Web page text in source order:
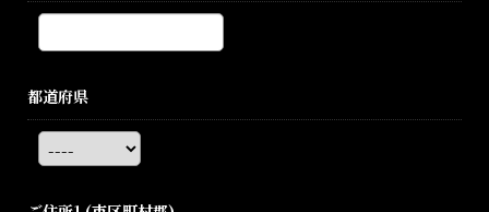
都道府県